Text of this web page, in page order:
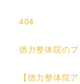
404
徳力整体院の
【徳力整体院